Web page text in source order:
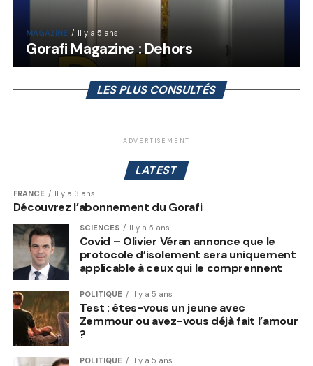
MAGAZINE Il y a 5 ans
Gorafi Magazine : Dehors
LES PLUS CONSULTÉS
ADVERTISEMENT
LATEST
FRANCE Il y a 3 ans
Découvrez l’abonnement du Gorafi
SCIENCES Il y a 5 ans
Covid – Olivier Véran annonce que le
protocole d’isolement sera uniquement
applicable à ceux qui le comprennent
POLITIQUE Il y a 5 ans
Test : êtes-vous un jeune avec
Zemmour ou avez-vous déjà fait l’amour
?
POLITIQUE Il y a 5 ans